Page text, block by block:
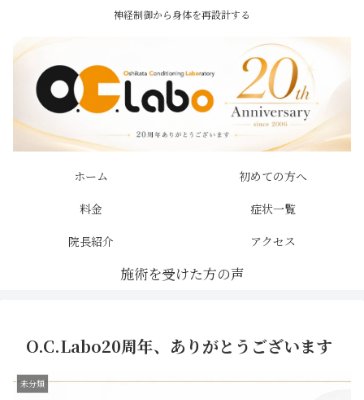
神経制御から身体を再設計する
ホーム
初めての方へ
料金
症状一覧
院長紹介
アクセス
O.C.Labo20周年、ありがとうございます
未分類